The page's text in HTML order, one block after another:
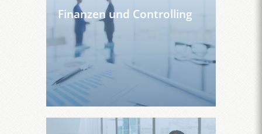
Finanzen und Controlling